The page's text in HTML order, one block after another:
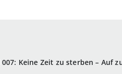
007: Keine Zeit zu sterben – Auf